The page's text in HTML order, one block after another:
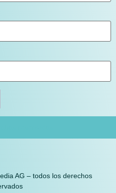
AG – todos los derechos